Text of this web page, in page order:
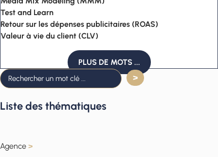
Test and Learn
Retour sur les dépenses publicitaires (ROAS)
Valeur à vie du client (CLV)
PLUS DE MOTS ...
Liste des thématiques
Agence >